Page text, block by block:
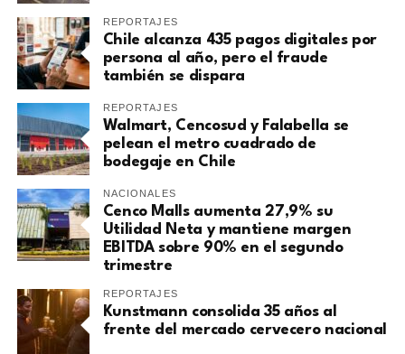
REPORTAJES
Chile alcanza 435 pagos digitales por
persona al año, pero el fraude
también se dispara
REPORTAJES
Walmart, Cencosud y Falabella se
pelean el metro cuadrado de
bodegaje en Chile
NACIONALES
Cenco Malls aumenta 27,9% su
Utilidad Neta y mantiene margen
EBITDA sobre 90% en el segundo
trimestre
REPORTAJES
Kunstmann consolida 35 años al
frente del mercado cervecero nacional